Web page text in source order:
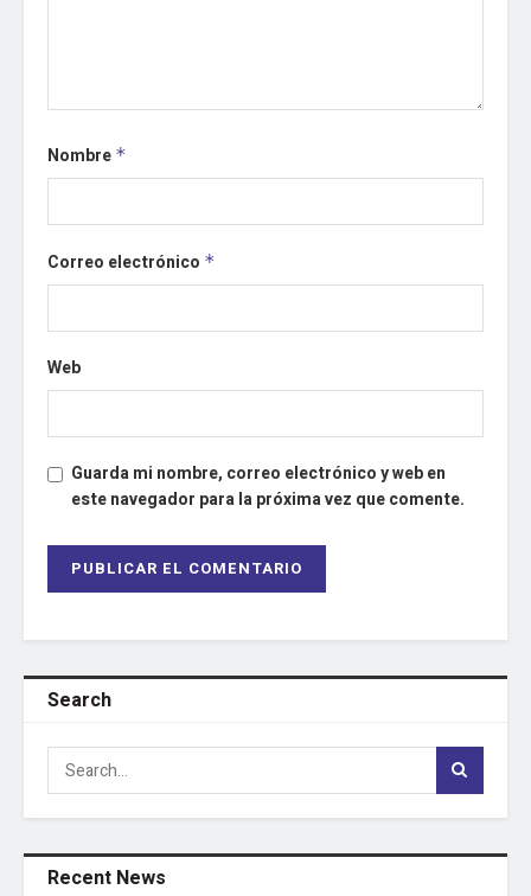
Nombre *
Correo electrónico *
Web
Guarda mi nombre, correo electrónico y web en
este navegador para la próxima vez que comente.
Search
Recent News